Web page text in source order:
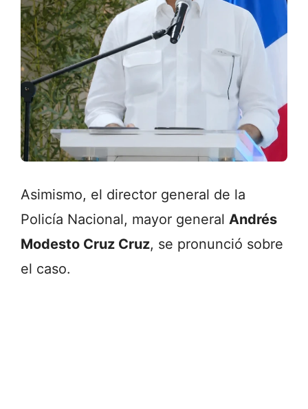
Asimismo, el director general de la
Policía Nacional, mayor general Andrés
Modesto Cruz Cruz, se pronunció sobre
el caso.